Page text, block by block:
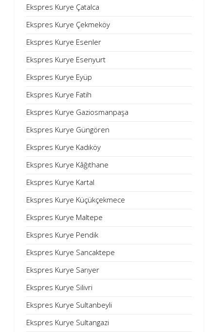
Ekspres Kurye Çatalca
Ekspres Kurye Çekmeköy
Ekspres Kurye Esenler
Ekspres Kurye Esenyurt
Ekspres Kurye Eyüp
Ekspres Kurye Fatih
Ekspres Kurye Gaziosmanpaşa
Ekspres Kurye Güngören
Ekspres Kurye Kadıköy
Ekspres Kurye Kâğıthane
Ekspres Kurye Kartal
Ekspres Kurye Küçükçekmece
Ekspres Kurye Maltepe
Ekspres Kurye Pendik
Ekspres Kurye Sancaktepe
Ekspres Kurye Sarıyer
Ekspres Kurye Silivri
Ekspres Kurye Sultanbeyli
Ekspres Kurye Sultangazi